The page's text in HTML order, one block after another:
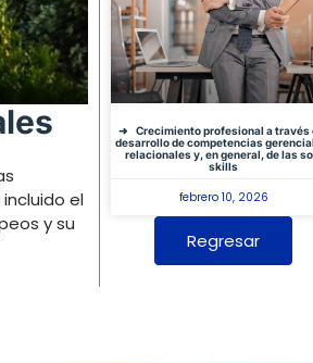
el
y su
Crecimiento profesional a través
desarrollo de competencias
relacionales y, en general, de las
skills
febrero 10, 2026
Regresar